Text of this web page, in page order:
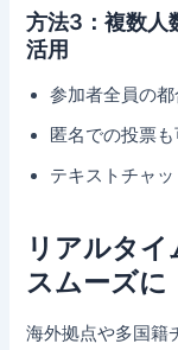
方法3：複数
活用
参加者全員の
匿名での投票
テキストチャ
リアルタ
スムーズに
海外拠点や多国籍